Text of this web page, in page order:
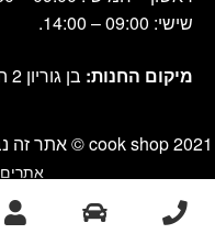
שישי: 09:00 – 14:00.
מיקום החנות: בן גוריון 2 הרצליה
cook shop 2021 © אתר זה נבנה ועוצב על-ידי
אתרים